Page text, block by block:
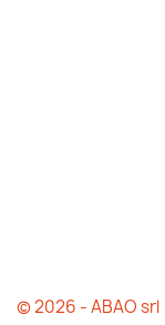
© 2026 - ABAO srl